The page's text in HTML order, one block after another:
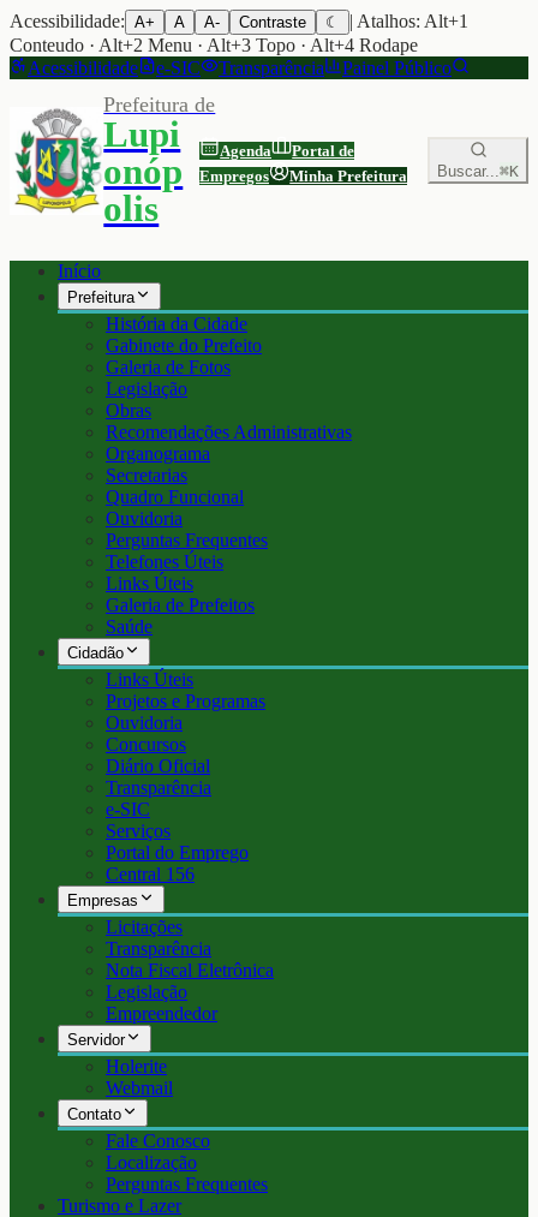
Acessibilidade: A+ A A- Contraste ☾
| Atalhos: Alt+1
Conteudo · Alt+2 Menu · Alt+3 Topo · Alt+4 Rodape
Acessibilidade
e-SIC Transparência Painel Público
Prefeitura de
Lupi
onóp
olis
Agenda
Portal de
Empregos
Minha Prefeitura Buscar...⌘K
Início
Prefeitura
História da Cidade
Gabinete do Prefeito
Galeria de Fotos
Legislação
Obras
Recomendações Administrativas
Organograma
Secretarias
Quadro Funcional
Ouvidoria
Perguntas Frequentes
Telefones Úteis
Links Úteis
Galeria de Prefeitos
Saúde
Cidadão
Links Úteis
Projetos e Programas
Ouvidoria
Concursos
Diário Oficial
Transparência
e-SIC
Serviços
Portal do Emprego
Central 156
Empresas
Licitações
Transparência
Nota Fiscal Eletrônica
Legislação
Empreendedor
Servidor
Holerite
Webmail
Contato
Fale Conosco
Localização
Perguntas Frequentes
Turismo e Lazer